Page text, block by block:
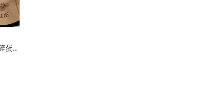
M16 牛角酥二重奏(吞拿魚沙律,碎蛋沙律各6件)